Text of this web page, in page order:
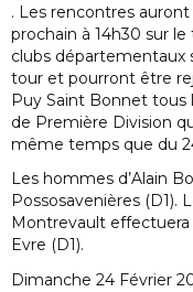
. Les rencontres
prochain à 14h30 sur
clubs départementaux
tour et pourront être
Puy Saint Bonnet tous
de Première Division
même temps que du
Les hommes d’Alain
Possosavenières
Montrevault
Evre (D1).
Dimanche 24 Février